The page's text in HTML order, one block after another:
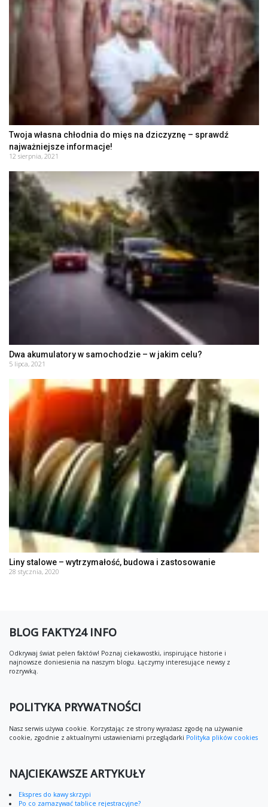
Twoja własna chłodnia do mięs na dziczyznę – sprawdź
najważniejsze informacje!
12 sierpnia, 2021
Dwa akumulatory w samochodzie – w jakim celu?
5 lipca, 2021
Liny stalowe – wytrzymałość, budowa i zastosowanie
28 stycznia, 2020
BLOG FAKTY24 INFO
Odkrywaj świat pełen faktów! Poznaj ciekawostki, inspirujące historie i
najnowsze doniesienia na naszym blogu. Łączymy interesujące newsy z
rozrywką.
POLITYKA PRYWATNOŚCI
Nasz serwis używa cookie. Korzystając ze strony wyrażasz zgodę na używanie
cookie, zgodnie z aktualnymi ustawieniami przeglądarki Polityka plików cookies
NAJCIEKAWSZE ARTYKUŁY
Ekspres do kawy skrzypi
Po co zamazywać tablice rejestracyjne?